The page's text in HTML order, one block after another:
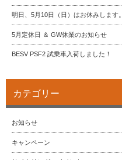
明日、5月10日（日）はお休みします。
5月定休日 ＆ GW休業のお知らせ
BESV PSF2 試乗車入荷しました！
カテゴリー
お知らせ
キャンペーン